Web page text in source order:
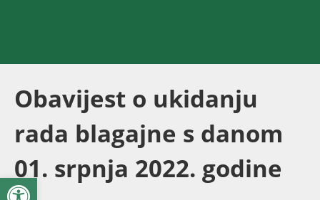
Open toolbar
Obavijest o ukidanju
rada blagajne s danom
01. srpnja 2022. godine